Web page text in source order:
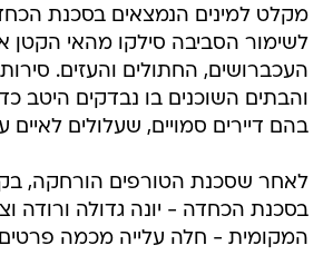
מקלט למינים הנמצאים בסכנת
לשימור הסביבה סילקו מהאי הקטן
העכברושים, החתולים והעזים.
והבתים השוכנים בו נבדקים היטב
בהם דיירים סמויים, שעלולים לאיים
לאחר שסכנת הטורפים הורחקה,
בסכנת הכחדה - יונה גדולה ורודה
המקומית - חלה עלייה מכמה